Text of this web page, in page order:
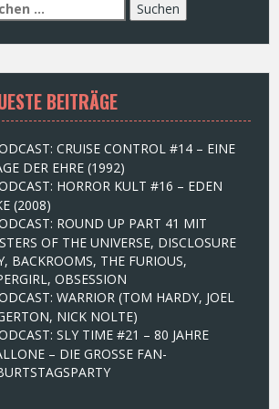
BEITRÄGE
CRUISE CONTROL #14 – EINE
DER EHRE (1992)
HORROR KULT #16 – EDEN
(2008)
ROUND UP PART 41 MIT
OF THE UNIVERSE, DISCLOSURE
BACKROOMS, THE FURIOUS,
OBSESSION
WARRIOR (TOM HARDY, JOEL
NICK NOLTE)
SLY TIME #21 – 80 JAHRE
– DIE GROSSE FAN-